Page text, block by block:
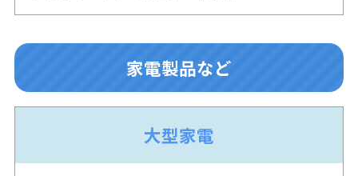
家電製品など
大型家電